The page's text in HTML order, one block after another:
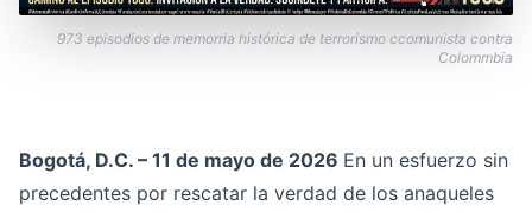
973 episodios de memorria histórica de terrorismo ccomunista contra
Colommbia
Bogotá, D.C. – 11 de mayo de 2026 En un esfuerzo sin
precedentes por rescatar la verdad de los anaqueles